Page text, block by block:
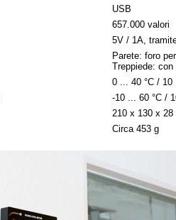
USB
657.000 valori
5V / 1A,
Parete: foro
Treppiede:
0 ... 40 °C / 10
-10 ... 60 °C /
210 x 130 x 28
Circa 453 g